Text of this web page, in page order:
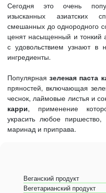
Сегодня это очень
изысканных азиатских
смешанных до однородного
ценят насыщенный и тонкий
с удовольствием узнают в
ингредиенты.
Популярнаязеленая паста
пряностей, включающая
чеснок, лаймовые листья и
карри, применение
украсить любое
маринад и приправа.
Веганский продукт
Вегетарианский продукт